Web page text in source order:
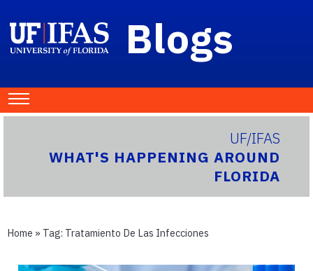
Blogs
UF/IFAS
WHAT'S HAPPENING AROUND
FLORIDA
Home » Tag: Tratamiento De Las Infecciones